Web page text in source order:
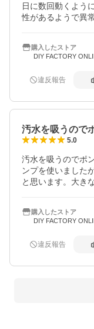
日に数回動くよう
性があるようで異
購入したストア
DIY FACTORY
違反報告
汚水を吸うので
5.0
汚水を吸うのでポ
ンプを使いました
と思います。大き
購入したストア
DIY FACTORY
違反報告